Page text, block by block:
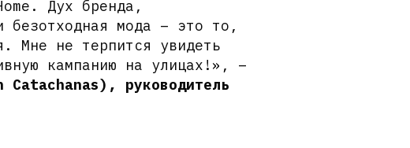
Дух бренда,
безотходная мода – это то,
Мне не терпится увидеть
кампанию на улицах!», –
Catachanas), руководитель